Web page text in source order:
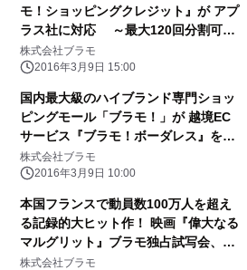
モ！ショッピングクレジット』が アプ
ラス社に対応 ～最大120回分割可能
な「ブラモ！スーパーショッピングク
レジット」で 月々12,000円で、100万
株式会社ブラモ
2016年3月9日 15:00
国内最大級のハイブランド専門ショッ
ピングモール「ブラモ！」が 越境EC
サービス『ブラモ！ボーダレス』を3
月9日に開始！
株式会社ブラモ
2016年3月9日 10:00
本国フランスで動員数100万人を超え
る記録的大ヒット作！ 映画『偉大なる
マルグリット』ブラモ独占試写会、2
月11日(木)開催決定！ “伝説の音痴”と
株式会社ブラモ